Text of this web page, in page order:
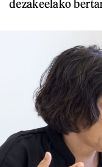
dezakeelako